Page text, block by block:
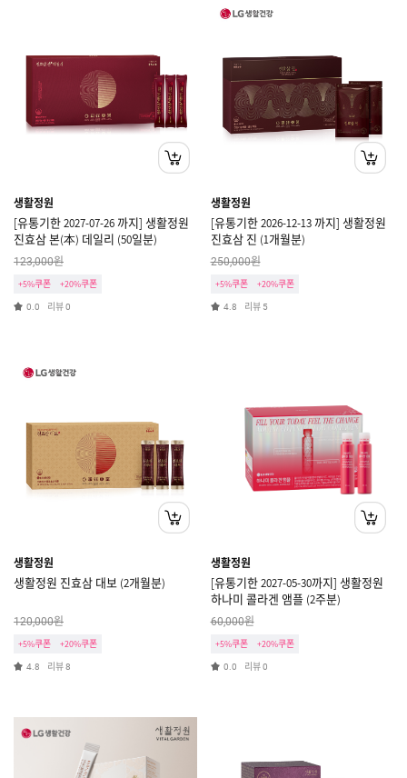
생활정원
[유통기한 2027-07-26 까지] 생활정원
진효삼 본(本) 데일리 (50일분)
123,000원
+5%쿠폰 +20%쿠폰
0.0 리뷰0
생활정원
[유통기한 2026-12-13 까지] 생활정원
진효삼 진 (1개월분)
250,000원
+5%쿠폰 +20%쿠폰
4.8 리뷰 5
생활정원
생활정원 진효삼 대보 (2개월분)
120,000원
+5%쿠폰 +20%쿠폰
4.8 리뷰8
생활정원
[유통기한 2027-05-30까지] 생활정원
하나미 콜라겐 앰플 (2주분)
60,000원
+5%쿠폰 +20%쿠폰
0.0 리뷰0